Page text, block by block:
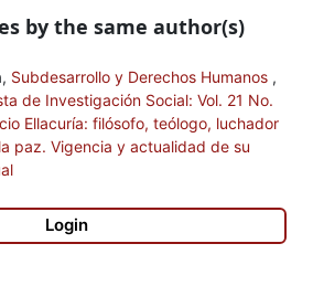
by the same author(s)
Subdesarrollo y Derechos Humanos ,
de Investigación Social: Vol. 21 No.
Ellacuría: filósofo, teólogo, luchador
paz. Vigencia y actualidad de su
Login